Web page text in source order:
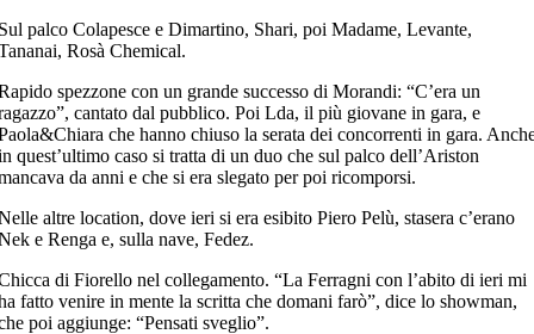
palco Colapesce e Dimartino, Shari, poi Madame, Levante,
Rosà Chemical.
spezzone con un grande successo di Morandi: “C’era un
cantato dal pubblico. Poi Lda, il più giovane in gara, e
che hanno chiuso la serata dei concorrenti in gara.
quest’ultimo caso si tratta di un duo che sul palco dell’Ariston
da anni e che si era slegato per poi ricomporsi.
altre location, dove ieri si era esibito Piero Pelù, stasera c’erano
e Renga e, sulla nave, Fedez.
di Fiorello nel collegamento. “La Ferragni con l’abito di ieri mi
fatto venire in mente la scritta che domani farò”, dice lo showman,
poi aggiunge: “Pensati sveglio”.